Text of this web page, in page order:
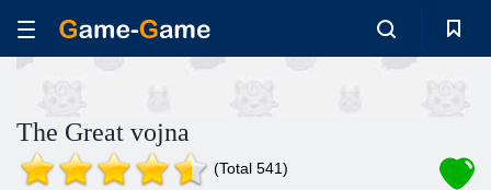
The Great vojna
(Total 541)